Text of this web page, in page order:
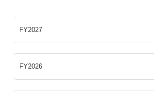
FY2027
FY2026